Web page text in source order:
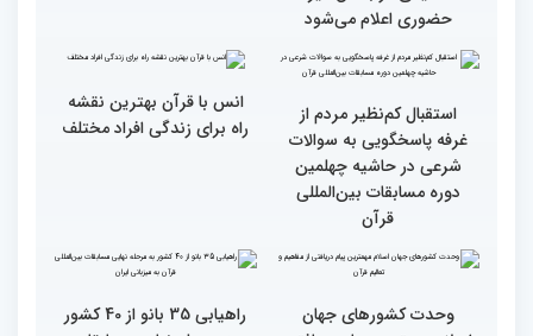
سوم اسفند، نتایج مرحله
نهایی جشنواره تلاوت‌های
تقلیدی در بخش غیر
حضوری اعلام می‌شود
محتوای قرآن با نظامات
غیبی موثر بر زندگی افراد
ارتباط دارد
استقبال کم‌نظیر مردم از
غرفه پاسخگویی به سوالات
شرعی در حاشیه چهلمین
انس با قرآن بهترین نقشه
راه برای زندگی افراد مختلف